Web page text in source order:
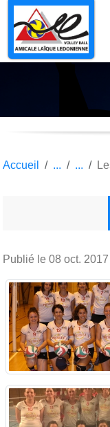
Accueil
Publié le 08 oct. 2017
Panneau de gestion